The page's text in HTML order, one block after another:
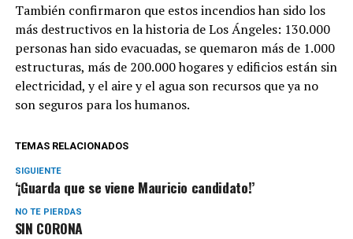
También confirmaron que estos incendios han sido los
más destructivos en la historia de Los Ángeles: 130.000
personas han sido evacuadas, se quemaron más de 1.000
estructuras, más de 200.000 hogares y edificios están sin
electricidad, y el aire y el agua son recursos que ya no
son seguros para los humanos.
TEMAS RELACIONADOS
SIGUIENTE
‘¡Guarda que se viene Mauricio candidato!’
NO TE PIERDAS
SIN CORONA